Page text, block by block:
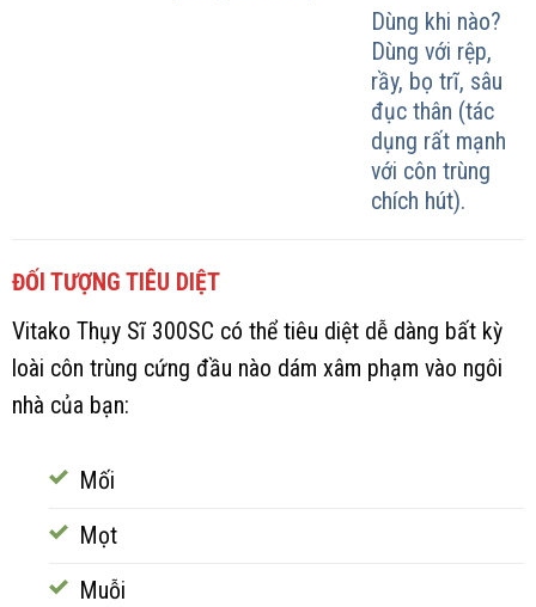
Dùng khi nào?
Dùng với rệp,
rầy, bọ trĩ, sâu
đục thân (tác
dụng rất mạnh
với côn trùng
chích hút).
ĐỐI TƯỢNG TIÊU DIỆT
Vitako Thụy Sĩ 300SC có thể tiêu diệt dễ dàng bất kỳ
loài côn trùng cứng đầu nào dám xâm phạm vào ngôi
nhà của bạn:
Mối
Mọt
Muỗi